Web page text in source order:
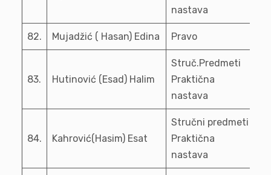
nastava
82. Mujadžić ( Hasan) Edina Pravo
83. Hutinović (Esad) Halim
Struč.Predmeti
Praktična
nastava
84. Kahrović(Hasim) Esat
Stručni predmeti
Praktična
nastava